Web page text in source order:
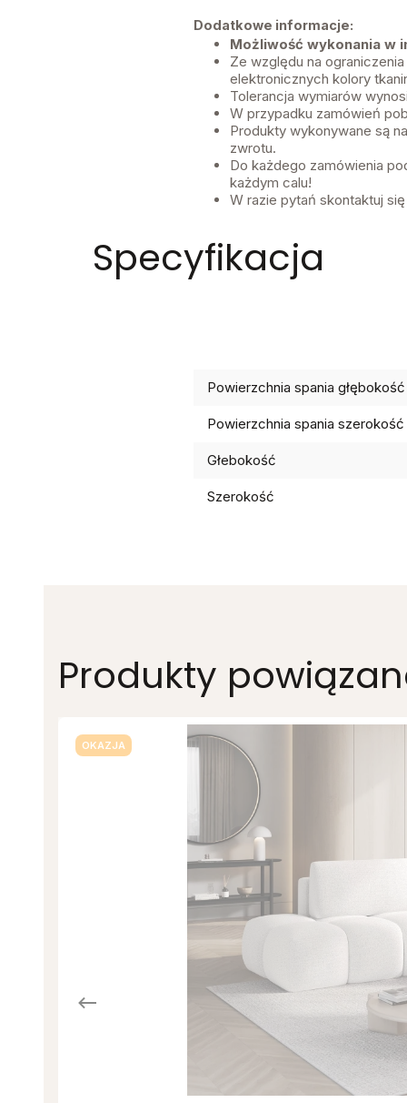
Dodatkowe informacje:
Możliwość wykonania w
Ze względu na
elektronicznych kolory
Tolerancja wymiarów
W przypadku zamówień
Produkty wykonywane są
zwrotu.
Do każdego zamówienia
każdym calu!
W razie pytań skontaktuj
Specyfikacja
Powierzchnia spania głębokość
Powierzchnia spania szerokość
Głebokość
Szerokość
Produkty
OKAZJA